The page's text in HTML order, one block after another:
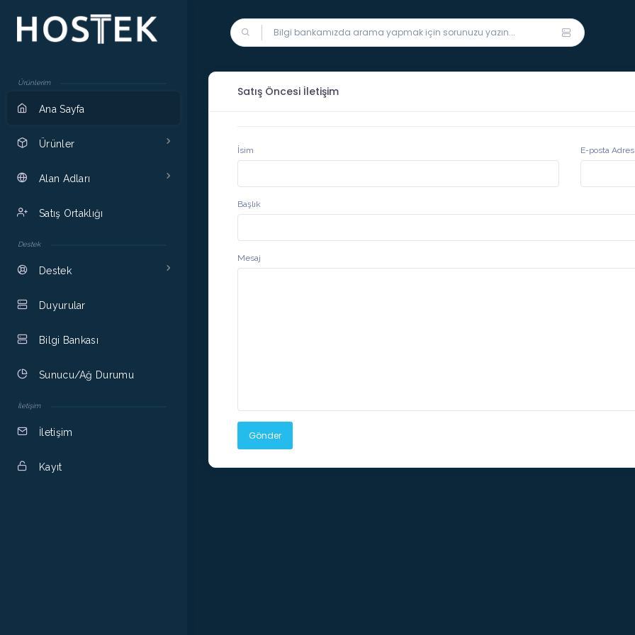
Ürünlerim
Ana Sayfa
Ürünler
Alan Adları
Satış Ortaklığı
Destek
Destek
Duyurular
Bilgi Bankası
Sunucu/Ağ Durumu
İletişim
İletişim
Kayıt
Satış Öncesi İletişim
İsim E-posta
Başlık
Mesaj
Gönder